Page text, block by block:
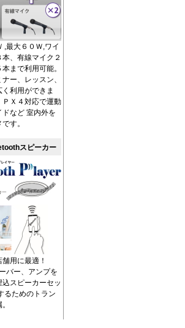
,最大６０Ｗ,ワイ
、有線マイク２
まで利用可能。
ー、レッスン、
利用ができま
ＰＸ４対応で運動
など 室内外を
す。
スピーカー
用に最適！
バー、アンプを
スピーカーセッ
るためのトラン